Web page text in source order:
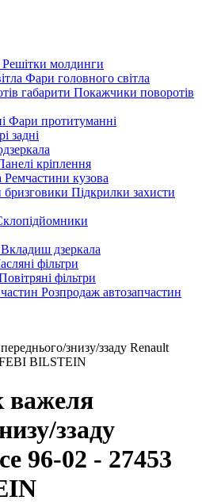
Решітки молдинги
Фари головного світла
Покажчики поворотів
Фари протитуманні
задні
кріплення
Ремчастини кузова
Підкрилки захисти
Вкладиш дзеркала
фільтри
фільтри
Розпродаж автозапчастин
знизу/ззаду Renault
FEBI BILSTEIN
важеля
ззаду
96-02 - 27453